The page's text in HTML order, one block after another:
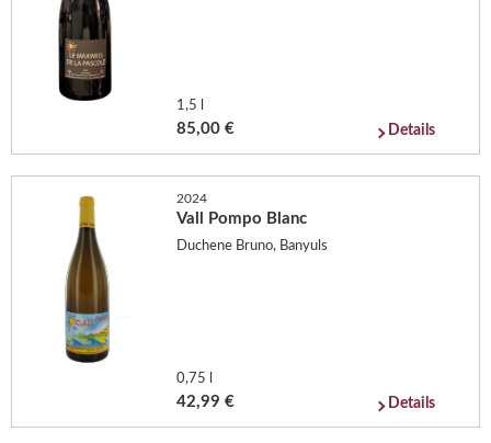
1,5 l
85,00 € Details
2024
Vall Pompo Blanc
Duchene Bruno, Banyuls
0,75 l
42,99 € Details